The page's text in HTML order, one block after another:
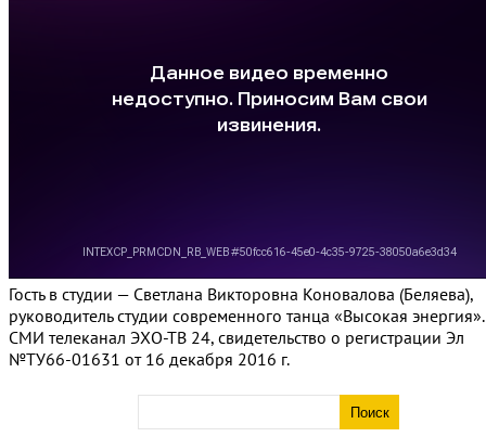
Гость в студии — Светлана Викторовна Коновалова (Беляева),
руководитель студии современного танца «Высокая энергия».
СМИ телеканал ЭХО-ТВ 24, свидетельство о регистрации Эл
№ТУ66-01631 от 16 декабря 2016 г.